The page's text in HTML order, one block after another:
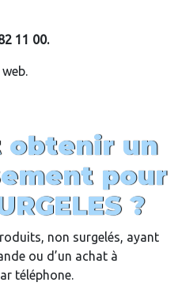
11 00.
obtenir un
pour
?
non surgelés, ayant
ou d’un achat à
téléphone.